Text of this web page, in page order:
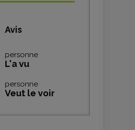
Avis
personne
L'a vu
personne
Veut le voir